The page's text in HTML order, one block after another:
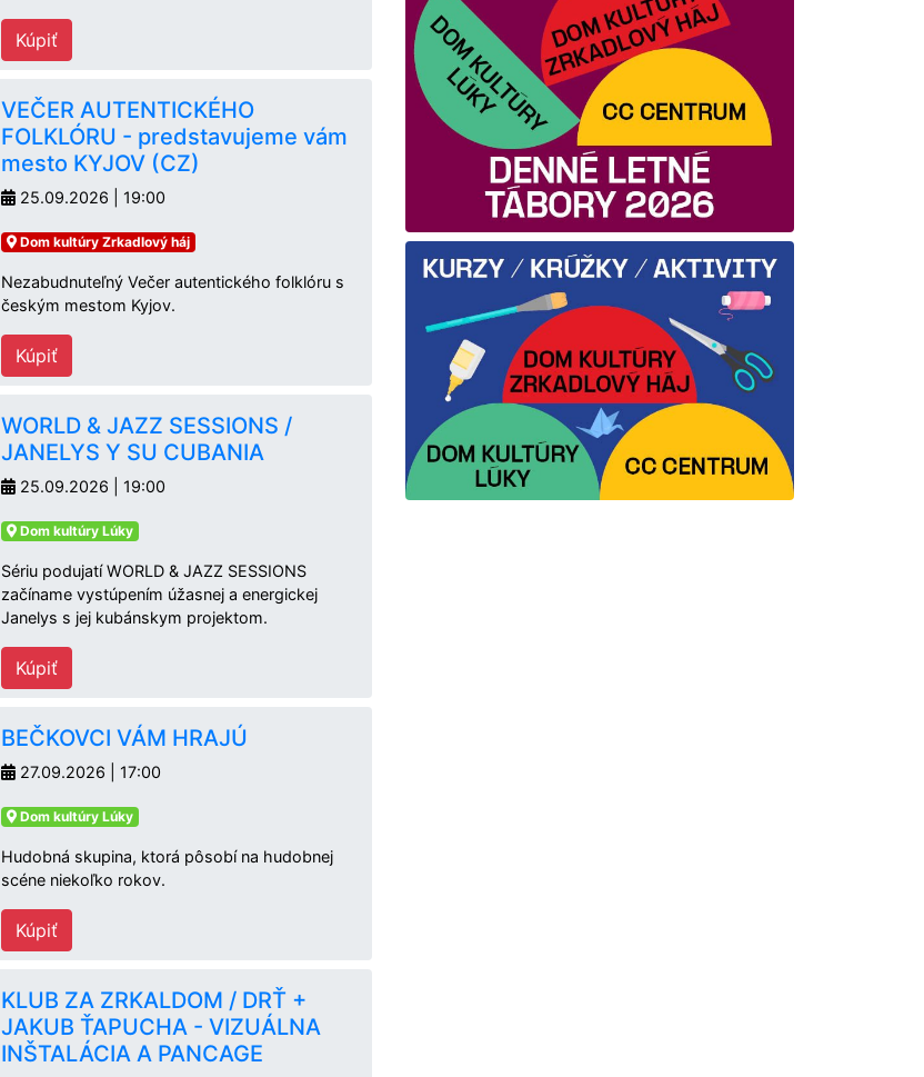
Kúpiť
VEČER AUTENTICKÉHO
FOLKLÓRU - predstavujeme vám
mesto KYJOV (CZ)
25.09.2026 | 19:00
Dom kultúry Zrkadlový háj
Nezabudnuteľný Večer autentického folklóru s
českým mestom Kyjov.
Kúpiť
WORLD & JAZZ SESSIONS /
JANELYS Y SU CUBANIA
25.09.2026 | 19:00
Dom kultúry Lúky
Sériu podujatí WORLD & JAZZ SESSIONS
začíname vystúpením úžasnej a energickej
Janelys s jej kubánskym projektom.
Kúpiť
BEČKOVCI VÁM HRAJÚ
27.09.2026 | 17:00
Dom kultúry Lúky
Hudobná skupina, ktorá pôsobí na hudobnej
scéne niekoľko rokov.
Kúpiť
KLUB ZA ZRKALDOM / DRŤ +
JAKUB ŤAPUCHA - VIZUÁLNA
INŠTALÁCIA A PANCAGE